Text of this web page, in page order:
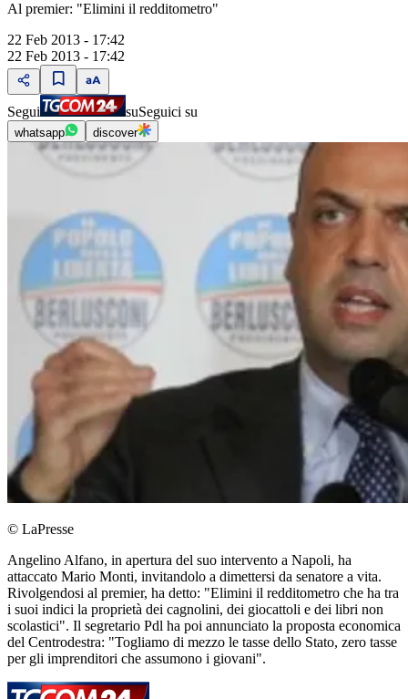
Al premier: "Elimini il redditometro"
22 Feb 2013 - 17:42
22 Feb 2013 - 17:42
Segui suSeguici su
whatsapp discover
© LaPresse
Angelino Alfano, in apertura del suo intervento a Napoli, ha
attaccato Mario Monti, invitandolo a dimettersi da senatore a vita.
Rivolgendosi al premier, ha detto: "Elimini il redditometro che ha tra
i suoi indici la proprietà dei cagnolini, dei giocattoli e dei libri non
scolastici". Il segretario Pdl ha poi annunciato la proposta economica
del Centrodestra: "Togliamo di mezzo le tasse dello Stato, zero tasse
per gli imprenditori che assumono i giovani".